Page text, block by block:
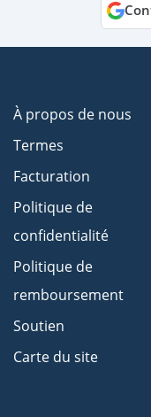
À propos de nous
Termes
Facturation
Politique de
confidentialité
Politique de
remboursement
Soutien
Carte du site